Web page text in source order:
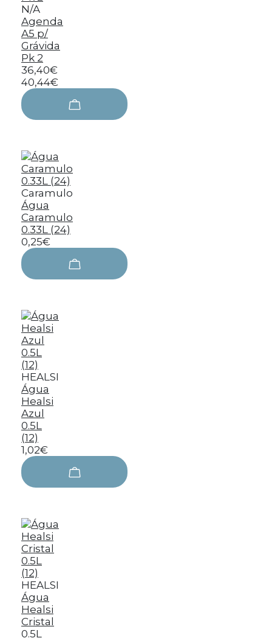
N/A
Agenda
A5 p/
Grávida
Pk 2
36,40€
40,44€
Caramulo
Água
Caramulo
0.33L (24)
0,25€
HEALSI
Água
Healsi
Azul
0.5L
(12)
1,02€
HEALSI
Água
Healsi
Cristal
0.5L